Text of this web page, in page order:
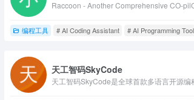
编程工具 # AI Coding Assistant # AI Programming Tool
天工智码SkyCode